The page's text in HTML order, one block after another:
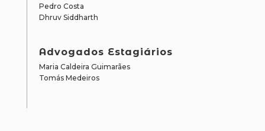
Pedro Costa
Dhruv Siddharth
Advogados Estagiários
Maria Caldeira Guimarães
Tomás Medeiros